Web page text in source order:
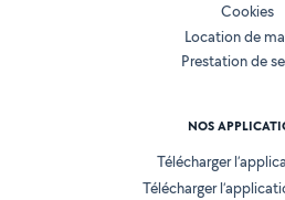
Cookies
Location de
Prestation de
NOS
Télécharger
Télécharger